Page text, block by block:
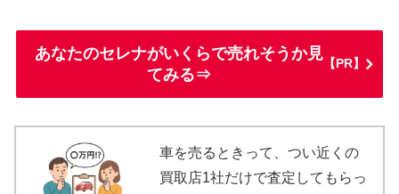
あなたのセレナがいくらで売れそうか見
てみる⇒
【PR】
車を売るときって、つい近くの
買取店1社だけで査定してもらっ